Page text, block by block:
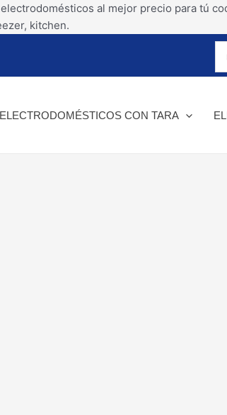
al mejor precio para tú
kitchen.
Ir
ELECTRODOMÉSTICOS CON TARA